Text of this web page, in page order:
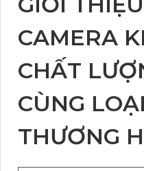
CAMERA
CHẤT
CÙNG
THƯƠNG